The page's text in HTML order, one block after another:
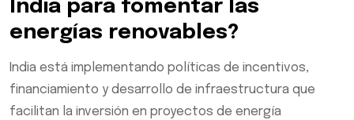
India para fomentar las
energías renovables?
India está implementando políticas de incentivos,
financiamiento y desarrollo de infraestructura que
facilitan la inversión en proyectos de energía